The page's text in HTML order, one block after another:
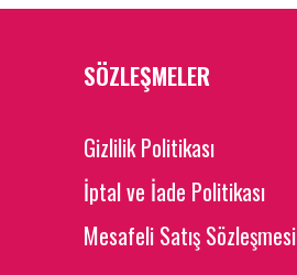
SÖZLEŞMELER
Gizlilik Politikası
İptal ve İade Politikası
Mesafeli Satış Sözleşmesi